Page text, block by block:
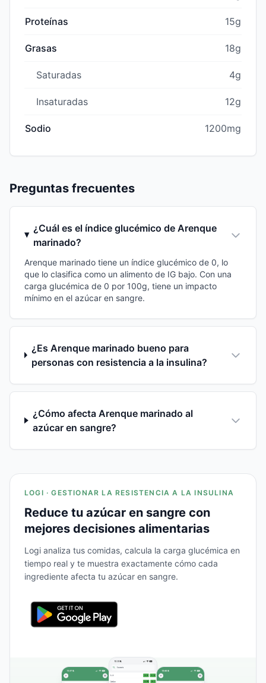
Proteínas 15g
Grasas 18g
Saturadas 4g
Insaturadas 12g
Sodio 1200mg
Preguntas frecuentes
¿Cuál es el índice glucémico de Arenque
marinado?
Arenque marinado tiene un índice glucémico de 0, lo
que lo clasifica como un alimento de IG bajo. Con una
carga glucémica de 0 por 100g, tiene un impacto
mínimo en el azúcar en sangre.
¿Es Arenque marinado bueno para
personas con resistencia a la insulina?
¿Cómo afecta Arenque marinado al
azúcar en sangre?
LOGI · GESTIONAR LA RESISTENCIA A LA INSULINA
Reduce tu azúcar en sangre con
mejores decisiones alimentarias
Logi analiza tus comidas, calcula la carga glucémica en
tiempo real y te muestra exactamente cómo cada
ingrediente afecta tu azúcar en sangre.